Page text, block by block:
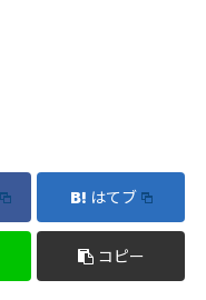
はてブ
コピー